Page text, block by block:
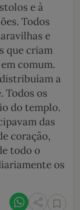
e à
Todos
e
que criam
comum.
a
Todos os
do templo.
das
coração,
todo o
os